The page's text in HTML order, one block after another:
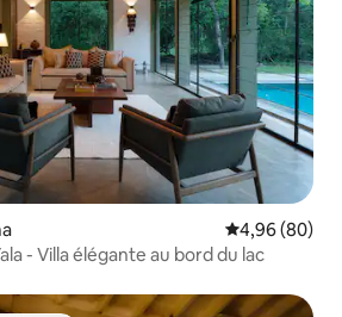
Évaluation
4,96 (80)
- Villa élégante au bord du lac